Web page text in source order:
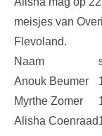
meisjes van
Flevoland.
Naam
Anouk Beumer
Myrthe Zomer
Alisha Coenraad